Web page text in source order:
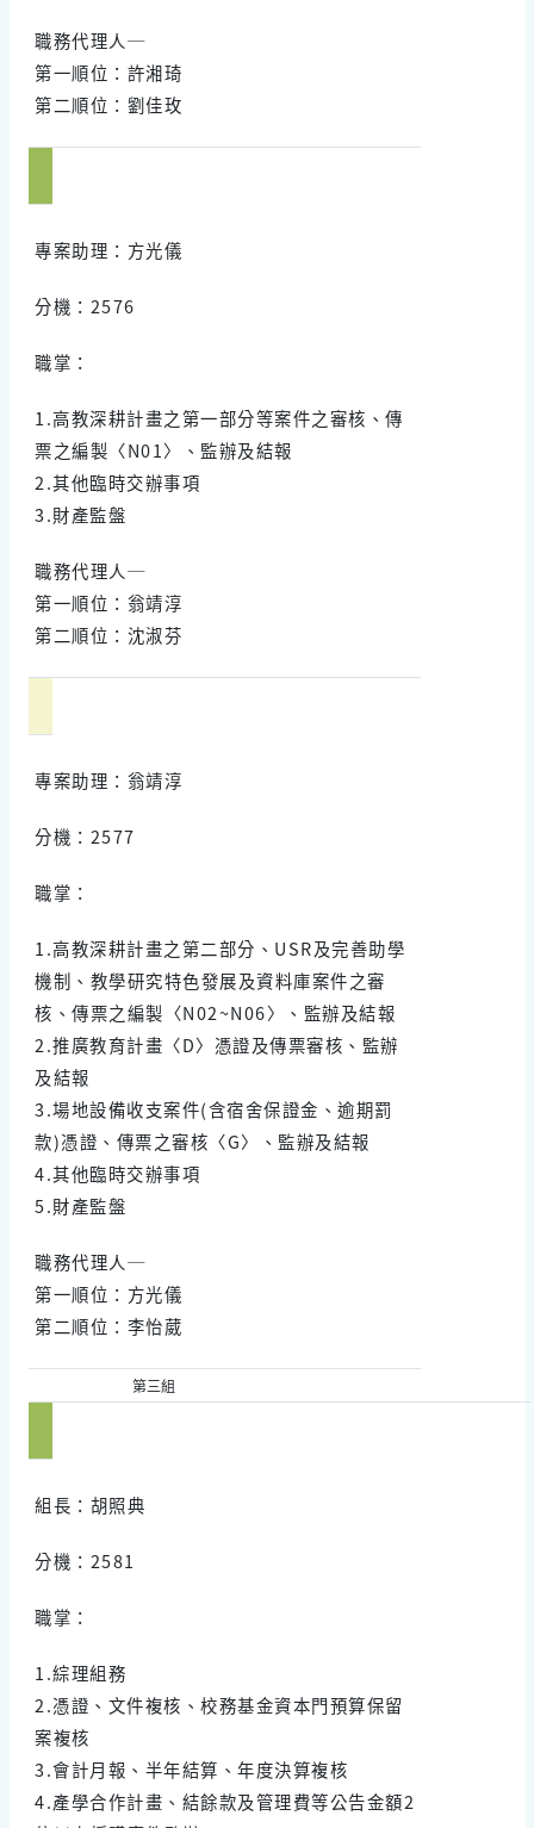
職務代理人─
第一順位：許湘琦
第二順位：劉佳玫
專案助理：方光儀
分機：2576
職掌：
1.高教深耕計畫之第一部分等案件之審核、傳
票之編製〈N01〉、監辦及結報
2.其他臨時交辦事項
3.財產監盤
職務代理人─
第一順位：翁靖淳
第二順位：沈淑芬
專案助理：翁靖淳
分機：2577
職掌：
1.高教深耕計畫之第二部分、USR及完善助學
機制、教學研究特色發展及資料庫案件之審
核、傳票之編製〈N02~N06〉、監辦及結報
2.推廣教育計畫〈D〉憑證及傳票審核、監辦
及結報
3.場地設備收支案件(含宿舍保證金、逾期罰
款)憑證、傳票之審核〈G〉、監辦及結報
4.其他臨時交辦事項
5.財產監盤
職務代理人─
第一順位：方光儀
第二順位：李怡葳
第三組
組長：胡照典
分機：2581
職掌：
1.綜理組務
2.憑證、文件複核、校務基金資本門預算保留
案複核
3.會計月報、半年結算、年度決算複核
4.產學合作計畫、結餘款及管理費等公告金額2